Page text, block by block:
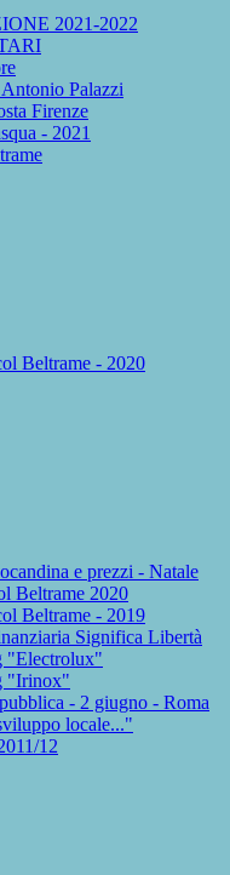
2021-2022
Palazzi
Firenze
- 2021
Beltrame - 2020
e prezzi - Natale
Beltrame 2020
Beltrame - 2019
Significa Libertà
"Electrolux"
"Irinox"
- 2 giugno - Roma
locale..."
12